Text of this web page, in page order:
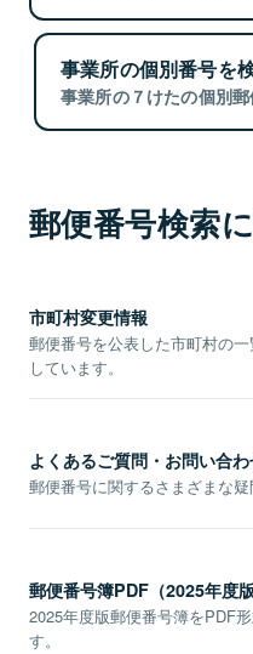
事業所の個別番号を
事業所の７けたの個別郵
郵便番号検索
市町村変更情報
郵便番号を公表した市町村の
しています。
よくあるご質問・お問い合
郵便番号に関するさまざまな疑
郵便番号簿PDF（2025年度版
2025年度版郵便番号簿をPDF
す。